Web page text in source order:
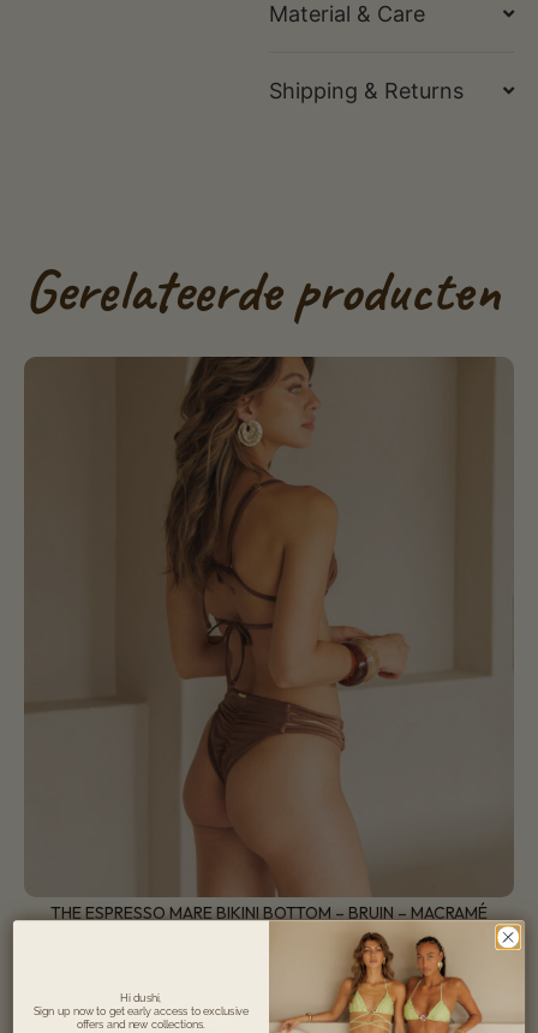
Material & Care
Shipping & Returns
Gerelateerde producten
THE ESPRESSO MARE BIKINI BOTTOM – BRUIN – MACRAMÉ
Hi dushi,
Sign up now to get early access to exclusive
offers and new collections.